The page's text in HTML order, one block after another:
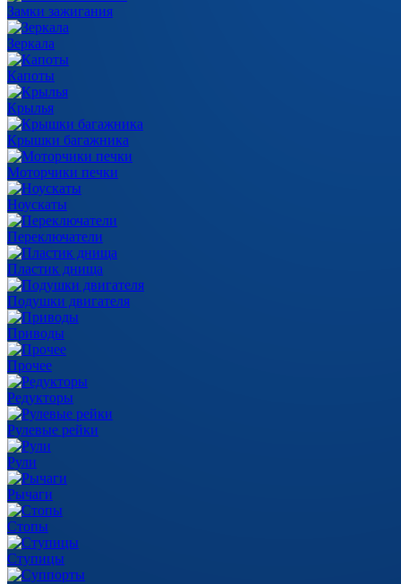
Замки зажигания
Зеркала
Капоты
Крылья
Крышки багажника
Моторчики печки
Ноускаты
Переключатели
Пластик днища
Подушки двигателя
Приводы
Прочее
Редукторы
Рулевые рейки
Рули
Рычаги
Стопы
Ступицы